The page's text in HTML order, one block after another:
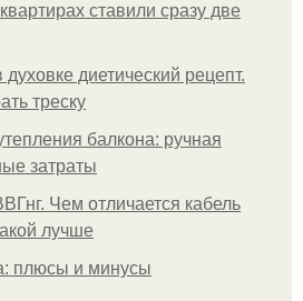
ставили сразу две
диетический рецепт.
треску
балкона: ручная
затраты
Чем отличается кабель
лучше
плюсы и минусы